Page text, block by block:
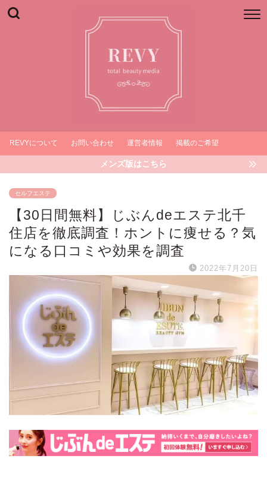
REVYについて お問い合わせ 運営者情報 掲載のご希望
メンズ版はこちら
セルフエステ
【30日間無料】じぶんdeエステ北千
住店を徹底調査！ホントに痩せる？気
になる口コミや効果を調査
2022年7月20日